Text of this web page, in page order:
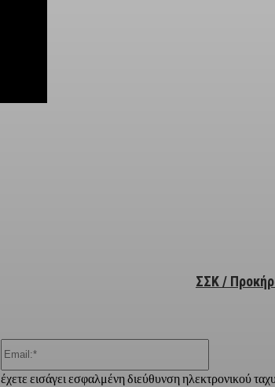
ΣΣΚ /
έχετε εισάγει εσφαλμένη διεύθυνση ηλεκτρονικού